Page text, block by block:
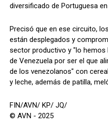
diversificado de Portuguesa
Precisó que en ese circuito,
están desplegados y
sector productivo y "lo
de Venezuela por ser el que
de los venezolanos" con
y leche, además de patilla,
FIN/AVN/ KP/ JQ/
© AVN - 2025